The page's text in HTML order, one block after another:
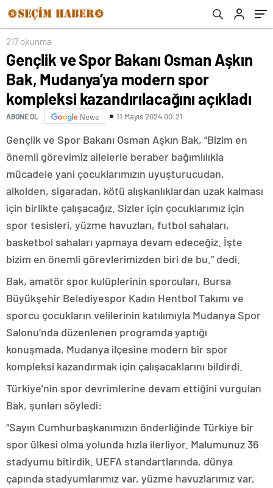
kazandırılacağını açıkladı
217 okunma
Gençlik ve Spor Bakanı Osman Aşkın
Bak, Mudanya’ya modern spor
kompleksi kazandırılacağını açıkladı
ABONE OL News 11 Mayıs 2024 00:21
Gençlik ve Spor Bakanı Osman Aşkın Bak, “Bizim en
önemli görevimiz ailelerle beraber bağımlılıkla
mücadele yani çocuklarımızın uyuşturucudan,
alkolden, sigaradan, kötü alışkanlıklardan uzak kalması
için birlikte çalışacağız. Sizler için çocuklarımız için
spor tesisleri, yüzme havuzları, futbol sahaları,
basketbol sahaları yapmaya devam edeceğiz. İşte
bizim en önemli görevlerimizden biri de bu.” dedi.
Bak, amatör spor kulüplerinin sporcuları, Bursa
Büyükşehir Belediyespor Kadın Hentbol Takımı ve
sporcu çocukların velilerinin katılımıyla Mudanya Spor
Salonu’nda düzenlenen programda yaptığı
konuşmada, Mudanya ilçesine modern bir spor
kompleksi kazandırmak için çalışacaklarını bildirdi.
Türkiye’nin spor devrimlerine devam ettiğini vurgulan
Bak, şunları söyledi:
“Sayın Cumhurbaşkanımızın önderliğinde Türkiye bir
spor ülkesi olma yolunda hızla ilerliyor. Malumunuz 36
stadyumu bitirdik. UEFA standartlarında, dünya
çapında stadyumlarımız var, yüzme havuzlarımız var,
Memnundum Şimdiki Rakibim Daha İlk
Günlerde İftiralar Uydurmaya Başladı”